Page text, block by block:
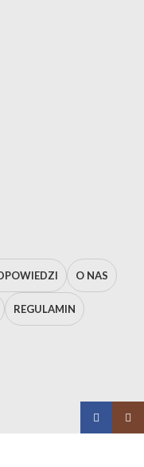
O NAS
REGULAMIN
Facebook